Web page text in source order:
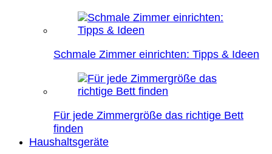
Schmale Zimmer einrichten: Tipps & Ideen
Für jede Zimmergröße das richtige Bett
finden
Haushaltsgeräte